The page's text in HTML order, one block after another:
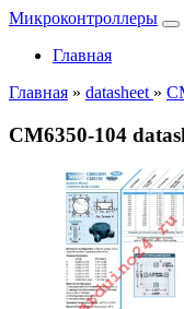
Микроконтроллеры
Главная
Главная » datasheet »
CM6350-104